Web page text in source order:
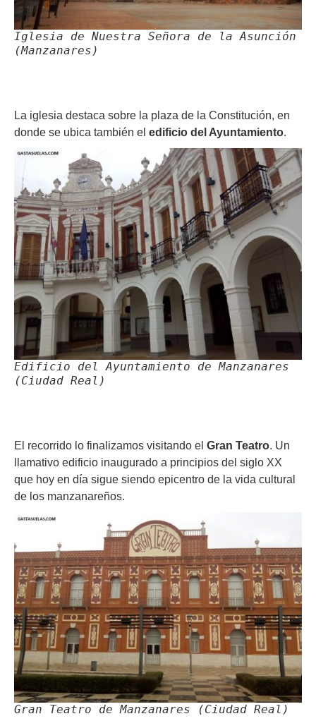
Iglesia de Nuestra Señora de la Asunción
(Manzanares)
La iglesia destaca sobre la plaza de la Constitución, en
donde se ubica también el edificio del Ayuntamiento.
Edificio del Ayuntamiento de Manzanares
(Ciudad Real)
El recorrido lo finalizamos visitando el Gran Teatro. Un
llamativo edificio inaugurado a principios del siglo XX
que hoy en día sigue siendo epicentro de la vida cultural
de los manzanareños.
Gran Teatro de Manzanares (Ciudad Real)